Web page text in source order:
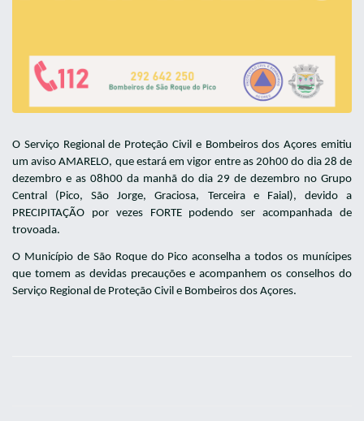
O Serviço Regional de Proteção Civil e Bombeiros dos Açores emitiu
um aviso AMARELO, que estará em vigor entre as 20h00 do dia 28 de
dezembro e as 08h00 da manhã do dia 29 de dezembro no Grupo
Central (Pico, São Jorge, Graciosa, Terceira e Faial), devido a
PRECIPITAÇÃO por vezes FORTE podendo ser acompanhada de
trovoada.
O Município de São Roque do Pico aconselha a todos os munícipes
que tomem as devidas precauções e acompanhem os conselhos do
Serviço Regional de Proteção Civil e Bombeiros dos Açores.